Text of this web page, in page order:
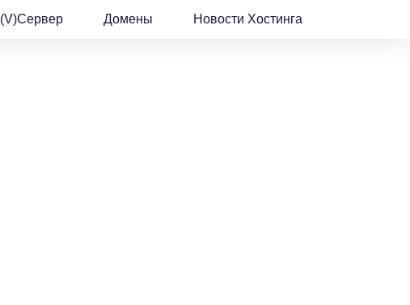
(v)Сервер Домены Новости Хостинга